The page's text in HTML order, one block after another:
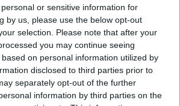
or sensitive information for
by us, please use the below opt-out
selection. Please note that after your
you may continue seeing
on personal information utilized by
disclosed to third parties prior to
separately opt-out of the further
information by third parties on the
RECHERCHER